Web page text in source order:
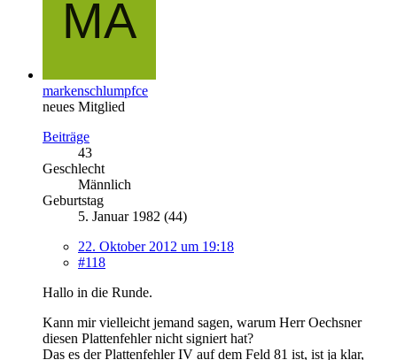
markenschlumpfce
neues Mitglied
Beiträge
43
Geschlecht
Männlich
Geburtstag
5. Januar 1982 (44)
22. Oktober 2012 um 19:18
#118
Hallo in die Runde.
Kann mir vielleicht jemand sagen, warum Herr Oechsner
diesen Plattenfehler nicht signiert hat?
Das es der Plattenfehler IV auf dem Feld 81 ist, ist ja klar,